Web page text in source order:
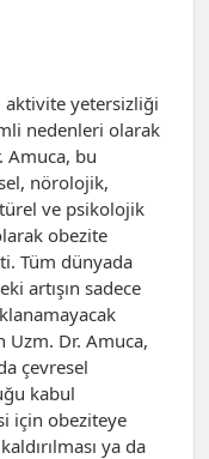
aktivite yetersizliği
nedenleri olarak
Amuca, bu
nörolojik,
ve psikolojik
obezite
Tüm dünyada
artışın sadece
Uzm. Dr. Amuca,
çevresel
kabul
için obeziteye
ya da